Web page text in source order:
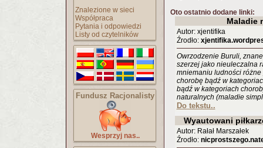
Znalezione w sieci
Współpraca
Pytania i odpowiedzi
Listy od czytelników
Fundusz Racjonalisty
Wesprzyj nas..
Oto ostatnio dodane linki:
Maladie
Autor: xjentifika
Źrodło:
Owrzodzenie Buruli,
szerzej jako nieuleczalna
mniemaniu ludności różne
chorobę bądź w
bądź w kategoriach
naturalnych (maladie
Do tekstu..
Wyautowani
Autor: Rałał Marszałek
Źrodło: